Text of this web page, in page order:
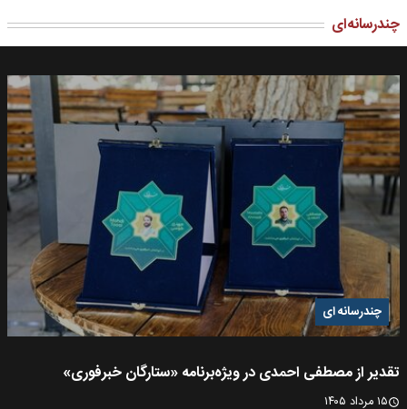
چندرسانه‌ای
چندرسانه ای
تقدیر از مصطفی احمدی در ویژه‌برنامه «ستارگان خبرفوری»
۱۵ مرداد ۱۴۰۵